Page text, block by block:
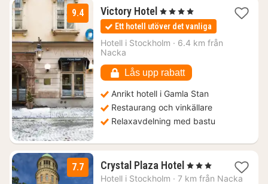
9.4 Victory Hotel 1
natt
från
2241
, 4 Stjärnor
Ett hotell utöver det vanliga
Hotell i Stockholm · 6.4 km från
Nacka
Lås upp rabatt
Anrikt hotell i Gamla Stan
Restaurang och vinkällare
Relaxavdelning med bastu
7.7 Crystal Plaza Hotel 2
nätter
, 3 Stjärnor
Hotell i Stockholm · 7 km från Nacka